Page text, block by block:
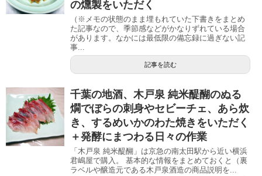
の燻製をいただく
（※メモの状態のまま埋もれていた下書きをまとめ
た記事なので、季節感などがかなりずれている場合
があります。なかには最低限の備忘録に過ぎない記
事...
記事を読む
千葉の地酒、木戸泉 純米醍醐のぬる
燗でぼらの刺身やセビーチェ、あら炊
き、するめいかのわた焼きをいただく
＋発酵にまつわる日々の作業
「木戸泉 純米醍醐」は京急の南太田駅から近い横浜
君嶋屋で購入。 基本的な情報をまとめておくと（裏
ラベルや醸造元である木戸泉酒造の商品説明を...